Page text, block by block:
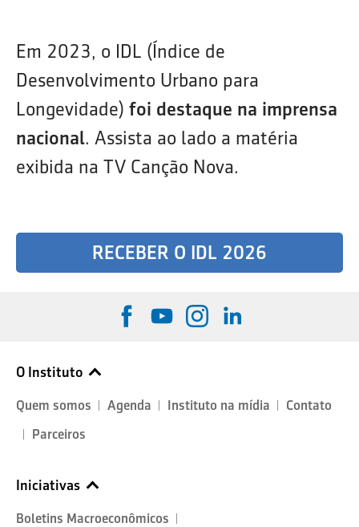
Em 2023, o IDL (Índice de
Desenvolvimento Urbano para
Longevidade) foi destaque na imprensa
nacional. Assista ao lado a matéria
exibida na TV Canção Nova.
RECEBER O IDL 2026
O Instituto
Quem somos Agenda Instituto na mídia
Contato
Parceiros
Iniciativas
Boletins Macroeconômicos